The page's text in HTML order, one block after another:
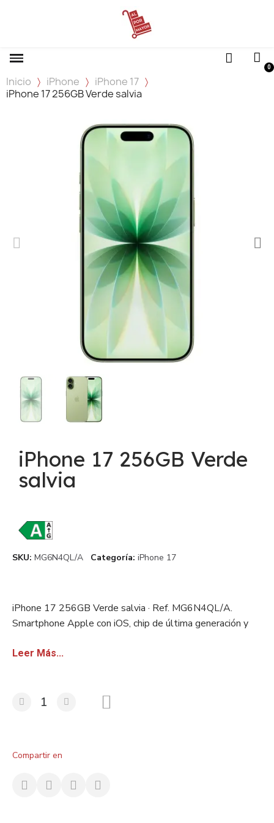
Inicio iPhone
iPhone 17
iPhone 17 256GB Verde salvia
iPhone 17 256GB Verde
salvia
SKU MG6N4QL/A Categoría iPhone 17
iPhone 17 256GB Verde salvia · Ref. MG6N4QL/A.
Smartphone Apple con iOS, chip de última generación y
factura sin IVA para revendedores.
Leer Más...
Compartir en